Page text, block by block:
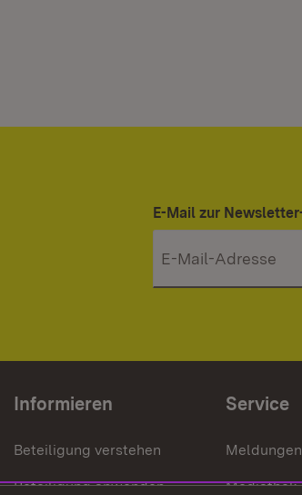
E-Mail zur
Informieren
Beteiligung verstehen
Beteiligung anwenden
Service
Meldungen
Mediathek